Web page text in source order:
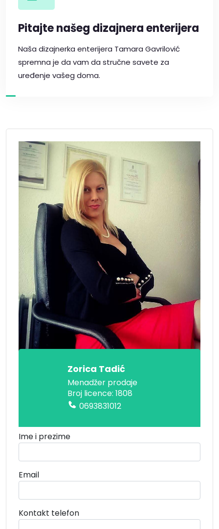
Pitajte našeg dizajnera enterijera
Naša dizajnerka enterijera Tamara Gavrilović
spremna je da vam da stručne savete za
uređenje vašeg doma.
Zorica Tadić
Menadžer prodaje
Broj licence: 1808
0693831012
Ime i prezime
Email
Kontakt telefon